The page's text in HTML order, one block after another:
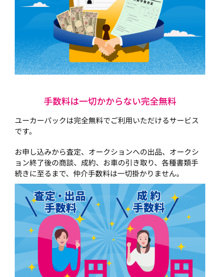
手数料は一切かからない完全無料
ユーカーパックは完全無料でご利用いただけるサービス
です。
お申し込みから査定、オークションへの出品、オークシ
ョン終了後の商談、成約、お車の引き取り、各種書類手
続きに至るまで、仲介手数料は一切掛かりません。